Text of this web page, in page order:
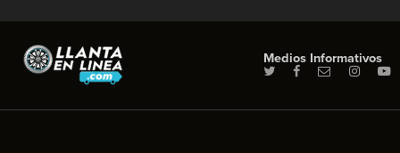
Medios Informativos